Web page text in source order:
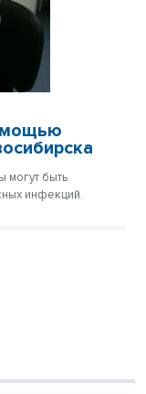
могут быть
инфекций.